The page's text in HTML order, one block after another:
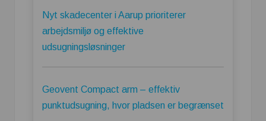
Nyt skadecenter i Aarup prioriterer
arbejdsmiljø og effektive
udsugningsløsninger
Geovent Compact arm – effektiv
punktudsugning, hvor pladsen er begrænset